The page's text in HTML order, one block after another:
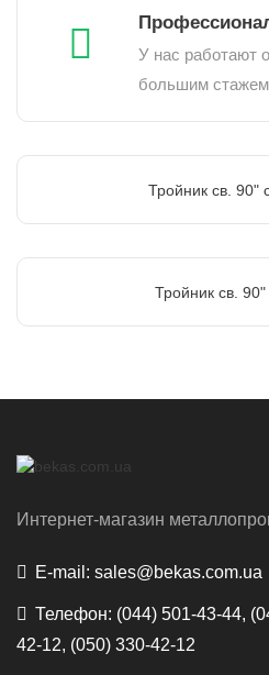
У нас работают
большим
Тройник св. 90"
Тройник св. 90"
Интернет-магазин
E-mail: sales@bekas.com.ua
Телефон: (044) 501-43-44,
42-12, (050) 330-42-12